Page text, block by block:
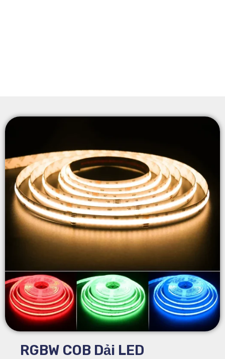
RGBW COB Dải LED